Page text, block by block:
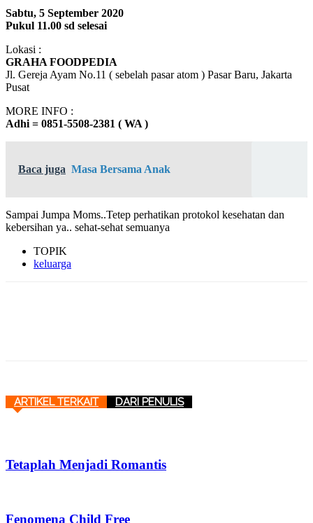
Sabtu, 5 September 2020
Pukul 11.00 sd selesai
Lokasi :
GRAHA FOODPEDIA
Jl. Gereja Ayam No.11 ( sebelah pasar atom ) Pasar Baru, Jakarta
Pusat
MORE INFO :
Adhi = 0851-5508-2381 ( WA )
Baca juga Masa Bersama Anak
Sampai Jumpa Moms..Tetep perhatikan protokol kesehatan dan
kebersihan ya.. sehat-sehat semuanya
TOPIK
keluarga
ARTIKEL TERKAIT DARI PENULIS
Tetaplah Menjadi Romantis
Fenomena Child Free